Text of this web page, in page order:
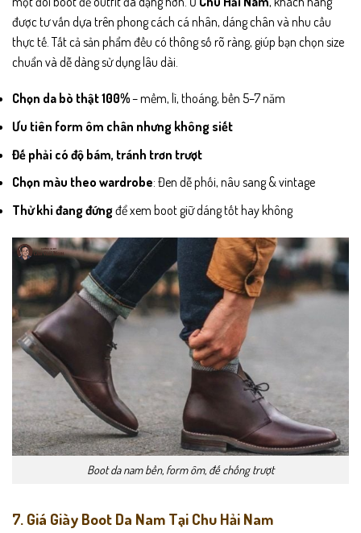
được tư vấn dựa trên phong cách cá nhân, dáng chân và nhu cầu
thực tế. Tất cả sản phẩm đều có thông số rõ ràng, giúp bạn chọn size
chuẩn và dễ dàng sử dụng lâu dài.
Chọn da bò thật 100%– mềm, lì, thoáng, bền 5–7 năm
Ưu tiên form ôm chân nhưng không siết
Đế phải có độ bám, tránh trơn trượt
Chọn màu theo wardrobe: Đen dễ phối, nâu sang & vintage
Thử khi đang đứngđể xem boot giữ dáng tốt hay không
Boot da nam bền, form ôm, đế chống trượt
7. Giá Giày Boot Da Nam Tại Chu Hải Nam